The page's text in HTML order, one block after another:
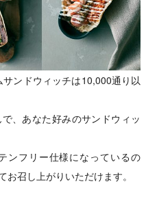
ンドウィッチは10,000通り以
、あなた好みのサンドウィッ
ンフリー仕様になっているの
召し上がりいただけます。